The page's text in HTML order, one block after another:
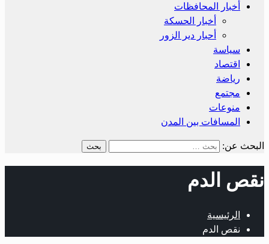
أخبار المحافظات
أخبار الحسكة
أحبار دير الزور
سياسة
اقتصاد
رياضة
مجتمع
منوعات
المسافات بين المدن
البحث عن:
نقص الدم
الرئيسية
نقص الدم